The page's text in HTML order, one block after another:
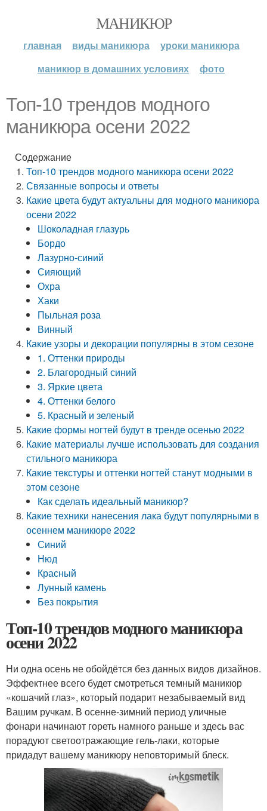
МАНИКЮР
главная виды маникюра
уроки маникюра
маникюр в домашних условиях
фото
Топ-10 трендов модного
маникюра осени 2022
Содержание
Топ-10 трендов модного маникюра осени 2022
Связанные вопросы и ответы
Какие цвета будут актуальны для модного маникюра
осени 2022
Шоколадная глазурь
Бордо
Лазурно-синий
Сияющий
Охра
Хаки
Пыльная роза
Винный
Какие узоры и декорации популярны в этом сезоне
1. Оттенки природы
2. Благородный синий
3. Яркие цвета
4. Оттенки белого
5. Красный и зеленый
Какие формы ногтей будут в тренде осенью 2022
Какие материалы лучше использовать для создания
стильного маникюра
Какие текстуры и оттенки ногтей станут модными в
этом сезоне
Как сделать идеальный маникюр?
Какие техники нанесения лака будут популярными в
осеннем маникюре 2022
Синий
Нюд
Красный
Лунный камень
Без покрытия
Топ-10 трендов модного маникюра
осени 2022
Ни одна осень не обойдётся без данных видов дизайнов.
Эффектнее всего будет смотреться темный маникюр
«кошачий глаз», который подарит незабываемый вид
Вашим ручкам. В осенне-зимний период уличные
фонари начинают гореть намного раньше и здесь вас
порадуют светоотражающие гель-лаки, которые
придадут вашему маникюру неповторимый блеск.